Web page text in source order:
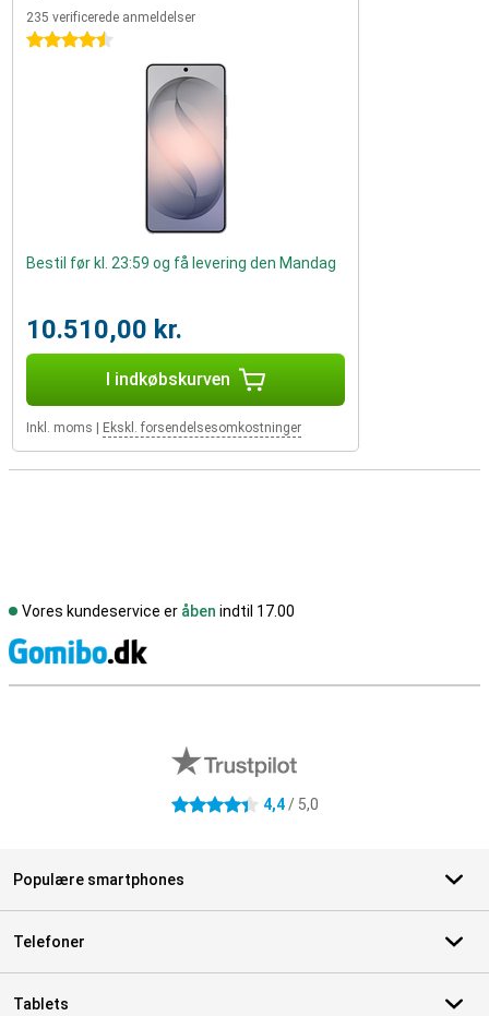
235 verificerede anmeldelser
4.5 stjerner
Bestil før kl. 23:59 og få levering den Mandag
10.510,00 kr.
I indkøbskurven
Inkl. moms Ekskl. forsendelsesomkostninger
Vores kundeservice er åben indtil 17.00
4.4 stjerner 4,4/ 5,0
Populære smartphones
Telefoner
Tablets